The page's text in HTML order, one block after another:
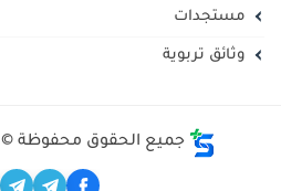
مستجدات
وثائق تربوية
جميع الحقوق محفوظة ©